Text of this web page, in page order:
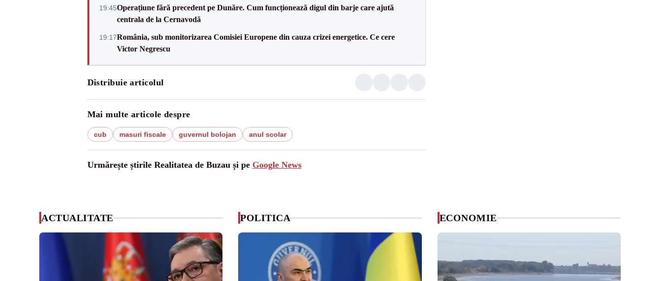
19:45Operațiune fără precedent pe Dunăre. Cum funcționează digul din barje care ajută
centrala de la Cernavodă
19:17România, sub monitorizarea Comisiei Europene din cauza crizei energetice. Ce cere
Victor Negrescu
Distribuie articolul
Mai multe articole despre
cub masuri fiscale guvernul bolojan anul scolar
Urmărește știrile Realitatea de Buzau și pe Google News
ACTUALITATE POLITICA ECONOMIE